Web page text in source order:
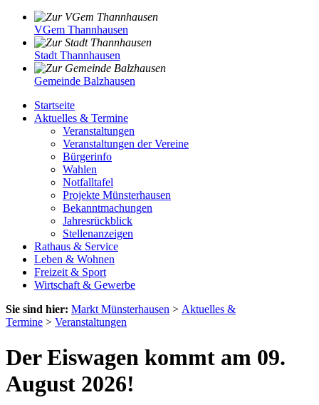
VGem Thannhausen
Stadt Thannhausen
Gemeinde Balzhausen
Startseite
Aktuelles & Termine
Veranstaltungen
Veranstaltungen der Vereine
Bürgerinfo
Wahlen
Notfalltafel
Projekte Münsterhausen
Bekanntmachungen
Jahresrückblick
Stellenanzeigen
Rathaus & Service
Leben & Wohnen
Freizeit & Sport
Wirtschaft & Gewerbe
Sie sind hier: Markt Münsterhausen > Aktuelles &
Termine > Veranstaltungen
Der Eiswagen kommt am 09.
August 2026!